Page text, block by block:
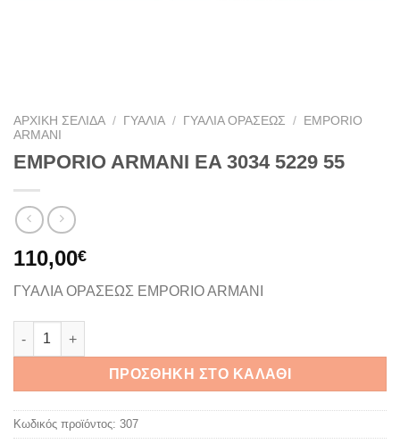
ΑΡΧΙΚΉ ΣΕΛΊΔΑ / ΓΥΑΛΙΆ / ΓΥΑΛΙΆ ΟΡΆΣΕΩΣ /
EMPORIO
ARMANI
EMPORIO ARMANI EA 3034 5229 55
110,00€
ΓΥΑΛΙΑ ΟΡΑΣΕΩΣ EMPORIO ARMANI
EMPORIO ARMANI EA 3034 5229 55 ποσότητα
ΠΡΟΣΘΉΚΗ ΣΤΟ ΚΑΛΆΘΙ
Κωδικός προϊόντος: 307